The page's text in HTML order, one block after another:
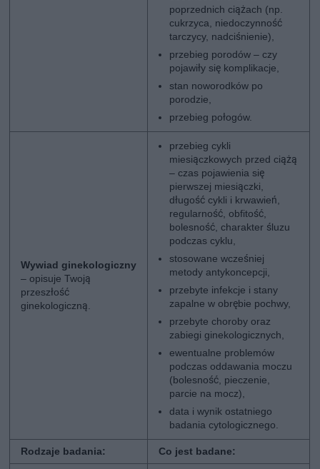
poprzednich ciążach (np.
cukrzyca, niedoczynność
tarczycy, nadciśnienie),
przebieg porodów – czy
pojawiły się komplikacje,
stan noworodków po
porodzie,
przebieg połogów.
Wywiad ginekologiczny
– opisuje Twoją
przeszłość
ginekologiczną.
przebieg cykli
miesiączkowych przed ciążą
– czas pojawienia się
pierwszej miesiączki,
długość cykli i krwawień,
regularność, obfitość,
bolesność, charakter śluzu
podczas cyklu,
stosowane wcześniej
metody antykoncepcji,
przebyte infekcje i stany
zapalne w obrębie pochwy,
przebyte choroby oraz
zabiegi ginekologicznych,
ewentualne problemów
podczas oddawania moczu
(bolesność, pieczenie,
parcie na mocz),
data i wynik ostatniego
badania cytologicznego.
Rodzaje badania: Co jest badane: